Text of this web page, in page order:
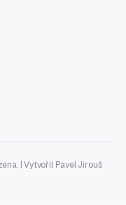
| Vytvořil Pavel Jirouš